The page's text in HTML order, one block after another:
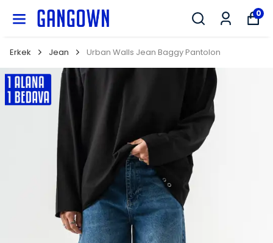
0
Erkek Jean Urban Walls Jean Baggy Pantolon